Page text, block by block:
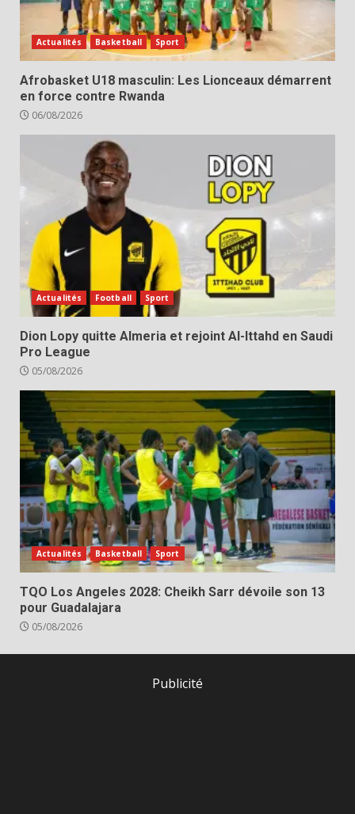
Actualités Basketball Sport
Afrobasket U18 masculin: Les Lionceaux démarrent
en force contre Rwanda
06/08/2026
Actualités Football Sport
Dion Lopy quitte Almeria et rejoint Al-Ittahd en Saudi
Pro League
05/08/2026
Actualités Basketball Sport
TQO Los Angeles 2028: Cheikh Sarr dévoile son 13
pour Guadalajara
05/08/2026
Publicité